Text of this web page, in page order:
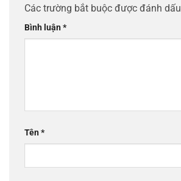
Các trường bắt buộc được đánh dấu
Bình luận*
Tên*